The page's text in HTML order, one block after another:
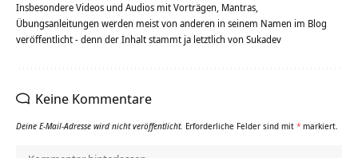
Insbesondere Videos und Audios mit Vorträgen, Mantras,
Übungsanleitungen werden meist von anderen in seinem Namen im Blog
veröffentlicht - denn der Inhalt stammt ja letztlich von Sukadev
Keine Kommentare
Deine E-Mail-Adresse wird nicht veröffentlicht. Erforderliche Felder sind mit * markiert.